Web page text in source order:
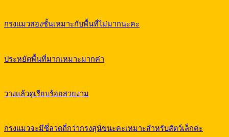
กรงแมวสองชั้นเหมาะกับพื้นที่ไม่มากนะคะ
ประหยัดพื้นที่มากเหมาะมากค่า
วางแล้วดูเรียบร้อยสวยงาม
กรงแมวจะมีซี่ลวดถี่กว่ากรงสุนัขนะคะเหมาะสำหรับสัตว์เล็กค่ะ